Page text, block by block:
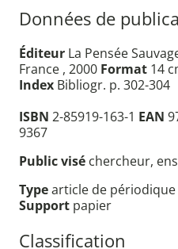
Données de
Éditeur La Pensée
France , 2000 Format 14
Index Bibliogr. p. 302-304
ISBN 2-85919-163-1 EAN
9367
Public visé chercheur,
Typearticle de
Support papier
Classification